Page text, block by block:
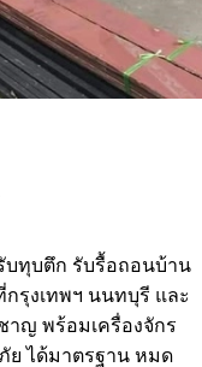
บทุบตึก รับรื้อถอนบ้าน
รุงเทพฯ นนทบุรี และ
ญ พร้อมเครื่องจักร
ย ได้มาตรฐาน หมด